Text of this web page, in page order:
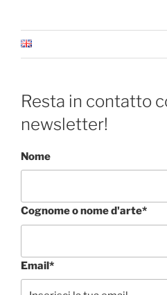
Resta in contatto
newsletter!
Nome
Cognome o nome d'arte*
Email*